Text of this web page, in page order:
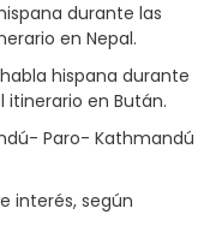
durante las
en Nepal.
hispana durante
itinerario en Bután.
Paro- Kathmandú
interés, según